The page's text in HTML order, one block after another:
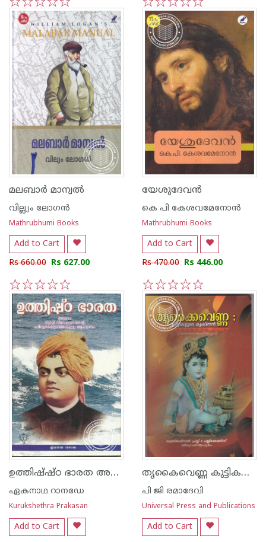
5
4
3
2
1 5
4
3
2
1
മലബാര്‍ മാന്വല്‍
വില്ല്യം ലോഗന്‍
Mathrubhumi Books
Add to Cart
Rs 660.00 Rs 627.00
5
4
3
2
1
യേശുദേവന്‍
കെ പി കേശവമേനോന്‍
Mathrubhumi Books
Add to Cart
Rs 470.00 Rs 446.00
5
4
3
2
1
ഉത്തിഷ്ഷ്ഠ ഭാരത അഥവാ സ്വാമി വിവേകാനന്ദന്റെ ഹിന്ദു രാഷ്ട്രത്തോടുള്ള ആഹ്വാനം
ഏകനാഥ റാനഡേ
Kurukshethra Prakasan
Add to Cart
തൃകൈവെണ്ണ കുട്ടികളുടെ കൃഷ്ണന്‍
പി ജി രമാദേവി
Universal Press and Publications
Add to Cart